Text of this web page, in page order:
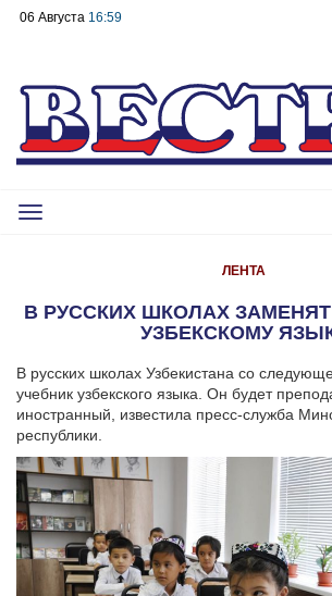
06 Августа 16:59
Toggle
ЛЕНТА
В РУССКИХ ШКОЛАХ
УЗБЕКСКОМУ
В русских школах Узбекистана со
учебник узбекского языка. Он будет
иностранный, известила пресс-служба
республики.